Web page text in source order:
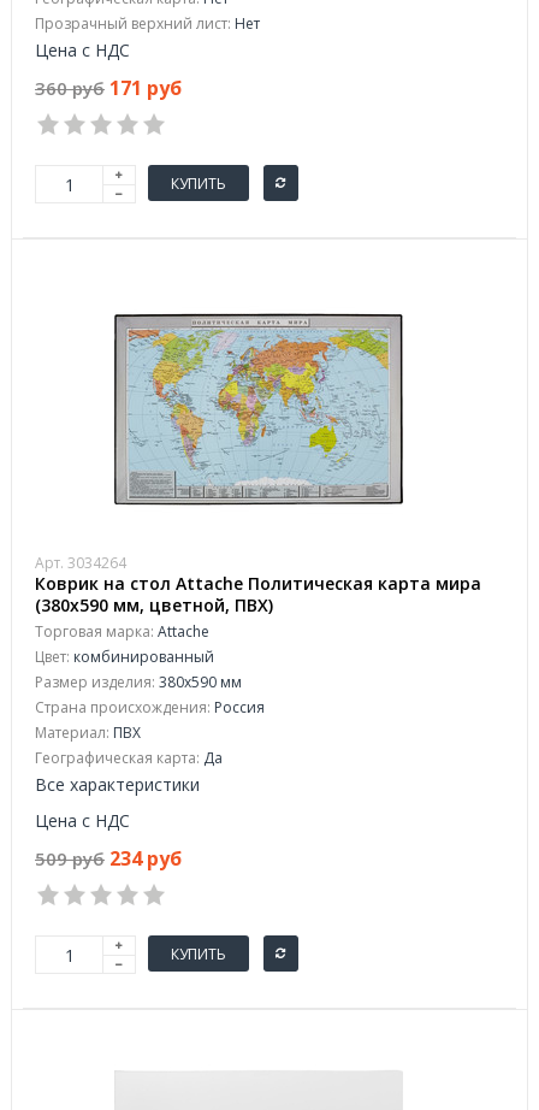
Прозрачный верхний лист: Нет
Цена с НДС
360 руб 171 руб
КУПИТЬ
Арт. 3034264
Коврик на стол Attache Политическая карта мира
(380x590 мм, цветной, ПВХ)
Торговая марка: Attache
Цвет: комбинированный
Размер изделия: 380x590 мм
Страна происхождения: Россия
Материал: ПВХ
Географическая карта: Да
Все характеристики
Цена с НДС
509 руб 234 руб
КУПИТЬ